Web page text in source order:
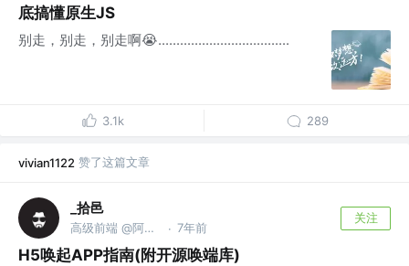
底搞懂原生JS
别走，别走，别走啊😭....................................
3.1k 289
vivian1122 赞了这篇文章
_拾邑
高级前端 @阿里巴巴 · 7年前
关注
H5唤起APP指南(附开源唤端库)